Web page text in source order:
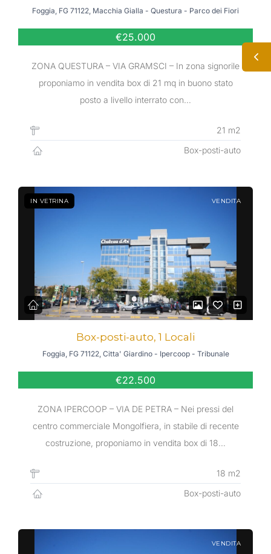
Foggia, FG 71122, Macchia Gialla - Questura - Parco dei Fiori
€25.000
ZONA QUESTURA – VIA GRAMSCI – In zona signorile
proponiamo in vendita box di 21 mq in buono stato
posto a livello interrato con…
21 m2
Box-posti-auto
IN VETRINA VENDITA
Box-posti-auto, 1 Locali
Foggia, FG 71122, Citta' Giardino - Ipercoop - Tribunale
€22.500
ZONA IPERCOOP – VIA DE PETRA – Nei pressi del
centro commerciale Mongolfiera, in stabile di recente
costruzione, proponiamo in vendita box di 18…
18 m2
Box-posti-auto
VENDITA